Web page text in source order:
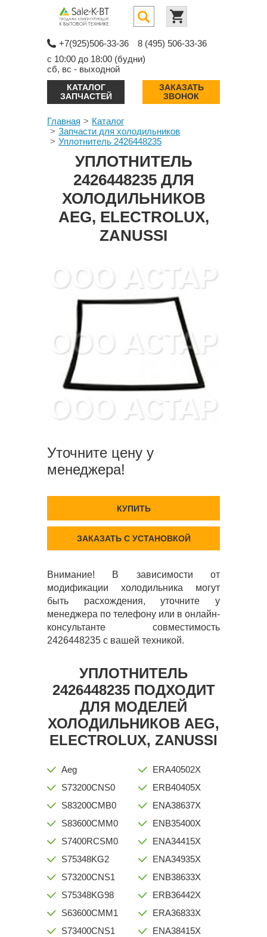
+7(925)506-33-36
8 (495) 506-33-36
с 10:00 до 18:00 (будни)
сб, вс - выходной
КАТАЛОГ
ЗАПЧАСТЕЙ
ЗАКАЗАТЬ
ЗВОНОК
Главная
Каталог
Запчасти для холодильников
Уплотнитель 2426448235
УПЛОТНИТЕЛЬ
2426448235 ДЛЯ
ХОЛОДИЛЬНИКОВ
AEG, ELECTROLUX,
ZANUSSI
Уточните цену у
менеджера!
КУПИТЬ
ЗАКАЗАТЬ С УСТАНОВКОЙ
Внимание! В зависимости от
модификации холодильника могут
быть расхождения, уточните у
менеджера по телефону или в онлайн-
консультанте совместимость
2426448235 с вашей техникой.
УПЛОТНИТЕЛЬ
2426448235 ПОДХОДИТ
ДЛЯ МОДЕЛЕЙ
ХОЛОДИЛЬНИКОВ AEG,
ELECTROLUX, ZANUSSI
Aeg
S73200CNS0
S83200CMB0
S83600CMM0
S7400RCSM0
S75348KG2
S73200CNS1
S75348KG98
S63600CMM1
S73400CNS1
ERA40502X
ERB40405X
ENA38637X
ENB35400X
ENA34415X
ENA34935X
ENB38633X
ERB36442X
ERA36833X
ENA38415X